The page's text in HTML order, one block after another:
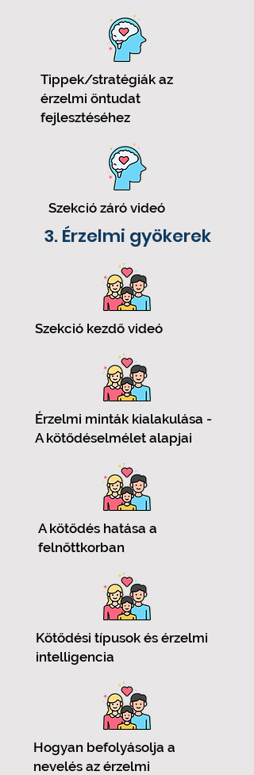
Tippek/stratégiák az
érzelmi öntudat
fejlesztéséhez
Szekció záró videó
3. Érzelmi gyökerek
Szekció kezdő videó
Érzelmi minták kialakulása -
A kötődéselmélet alapjai
A kötődés hatása a
felnőttkorban
Kötődési típusok és érzelmi
intelligencia
Hogyan befolyásolja a
nevelés az érzelmi